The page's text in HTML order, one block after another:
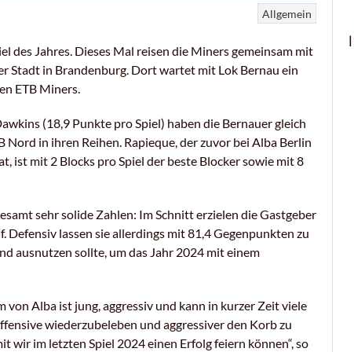
Allgemein
Jahres. Dieses Mal reisen die Miners gemeinsam mit
Stadt in Brandenburg. Dort wartet mit Lok Bernau ein
ETB Miners.
(18,9 Punkte pro Spiel) haben die Bernauer gleich
in ihren Reihen. Rapieque, der zuvor bei Alba Berlin
ist mit 2 Blocks pro Spiel der beste Blocker sowie mit 8
sehr solide Zahlen: Im Schnitt erzielen die Gastgeber
lassen sie allerdings mit 81,4 Gegenpunkten zu
ausnutzen sollte, um das Jahr 2024 mit einem
von Alba ist jung, aggressiv und kann in kurzer Zeit viele
wiederzubeleben und aggressiver den Korb zu
wir im letzten Spiel 2024 einen Erfolg feiern können“, so